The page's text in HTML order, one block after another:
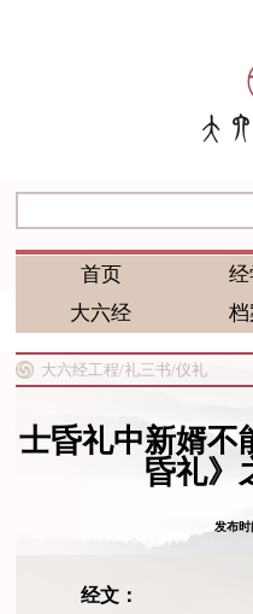
首页
大六经
大六经工程/礼三书/仪礼
士昏礼中新婿不
昏礼》
发布
经文：